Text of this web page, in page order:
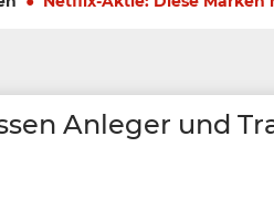
Anleger und